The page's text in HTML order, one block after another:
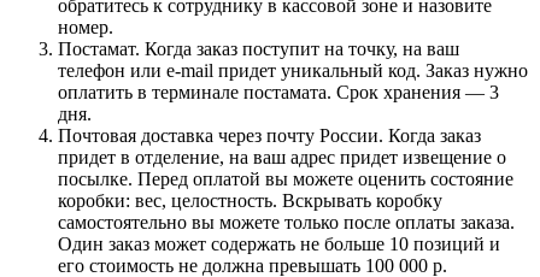
обратитесь к сотруднику в кассовой зоне и назовите
номер.
Постамат. Когда заказ поступит на точку, на ваш
телефон или e-mail придет уникальный код. Заказ нужно
оплатить в терминале постамата. Срок хранения — 3
дня.
Почтовая доставка через почту России. Когда заказ
придет в отделение, на ваш адрес придет извещение о
посылке. Перед оплатой вы можете оценить состояние
коробки: вес, целостность. Вскрывать коробку
самостоятельно вы можете только после оплаты заказа.
Один заказ может содержать не больше 10 позиций и
его стоимость не должна превышать 100 000 р.